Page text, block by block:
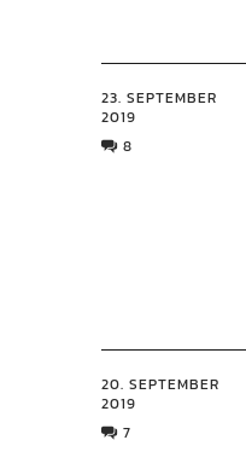
23. SEPTEMBER
2019
8
20. SEPTEMBER
2019
7